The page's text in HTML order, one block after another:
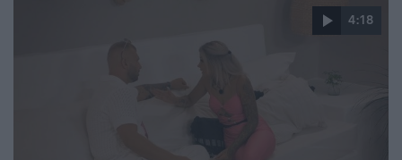
bevallotta, hogy már tudott a csókjukról, ezért nem
szerette volna megmutatni Arninak a kérdőívét. A srác
teljesen magába roskadt, mert hatalmasat csalódott a
4:18